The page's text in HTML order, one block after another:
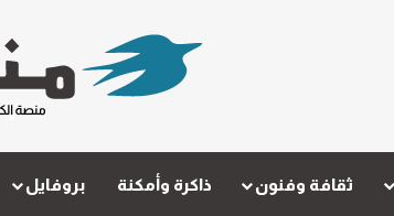
ثقافة وفنون ذاكرة وأمكنة بروفايل